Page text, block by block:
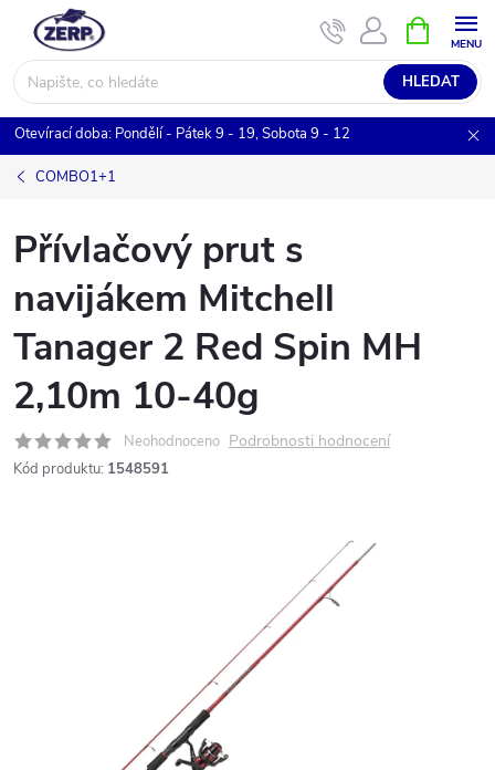
obsah
HLEDAT
NÁKUPNÍ
KOŠÍK
Otevírací doba: Pondělí - Pátek 9 - 19, Sobota 9 - 12
COMBO1+1
Přívlačový prut s
navijákem Mitchell
Tanager 2 Red Spin MH
2,10m 10-40g
Neohodnoceno Podrobnosti hodnocení
Kód produktu: 1548591